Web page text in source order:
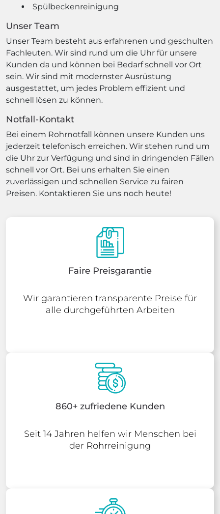
Spülbeckenreinigung
Unser Team
Unser Team besteht aus erfahrenen und geschulten
Fachleuten. Wir sind rund um die Uhr für unsere
Kunden da und können bei Bedarf schnell vor Ort
sein. Wir sind mit modernster Ausrüstung
ausgestattet, um jedes Problem effizient und
schnell lösen zu können.
Notfall-Kontakt
Bei einem Rohrnotfall können unsere Kunden uns
jederzeit telefonisch erreichen. Wir stehen rund um
die Uhr zur Verfügung und sind in dringenden Fällen
schnell vor Ort. Bei uns erhalten Sie einen
zuverlässigen und schnellen Service zu fairen
Preisen. Kontaktieren Sie uns noch heute!
Faire Preisgarantie
Wir garantieren transparente Preise für
alle durchgeführten Arbeiten
860+ zufriedene Kunden
Seit 14 Jahren helfen wir Menschen bei
der Rohrreinigung